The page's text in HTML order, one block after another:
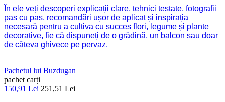
În ele veți descoperi explicații clare, tehnici testate, fotografii
pas cu pas, recomandări ușor de aplicat și inspirația
necesară pentru a cultiva cu succes flori, legume și plante
decorative, fie că dispuneți de o grădină, un balcon sau doar
de câteva ghivece pe pervaz.
Pachetul lui Buzdugan
pachet carți
150,91 Lei 251,51 Lei